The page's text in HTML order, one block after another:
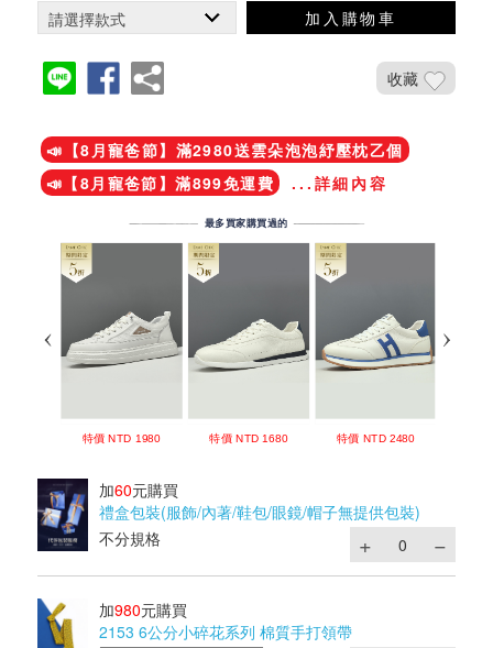
加入購物車
收藏
📣【8月寵爸節】滿2980送雲朵泡泡紓壓枕乙個
📣【8月寵爸節】滿899免運費
...詳細內容
加60元購買
禮盒包裝(服飾/內著/鞋包/眼鏡/帽子無提供包裝)
不分規格
加980元購買
2153 6公分小碎花系列 棉質手打領帶